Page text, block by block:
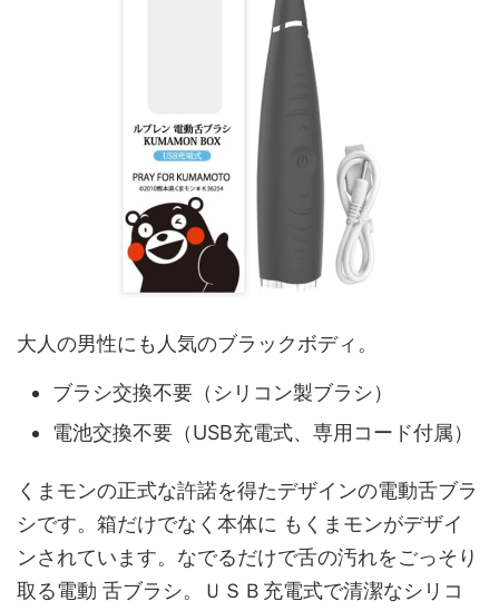
大人の男性にも人気のブラックボディ。
ブラシ交換不要（シリコン製ブラシ）
電池交換不要（USB充電式、専用コード付属）
くまモンの正式な許諾を得たデザインの電動舌ブラ
シです。箱だけでなく本体に もくまモンがデザイ
ンされています。なでるだけで舌の汚れをごっそり
取る電動 舌ブラシ。ＵＳＢ充電式で清潔なシリコ